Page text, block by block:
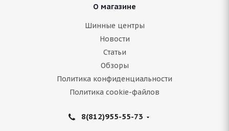
BFGoodrich G-Force Stud 195/55 R15 89Q
О магазине
Шинные центры
Новости
Статьи
Обзоры
Политика конфиденциальности
Политика cookie-файлов
8(812)955-55-73